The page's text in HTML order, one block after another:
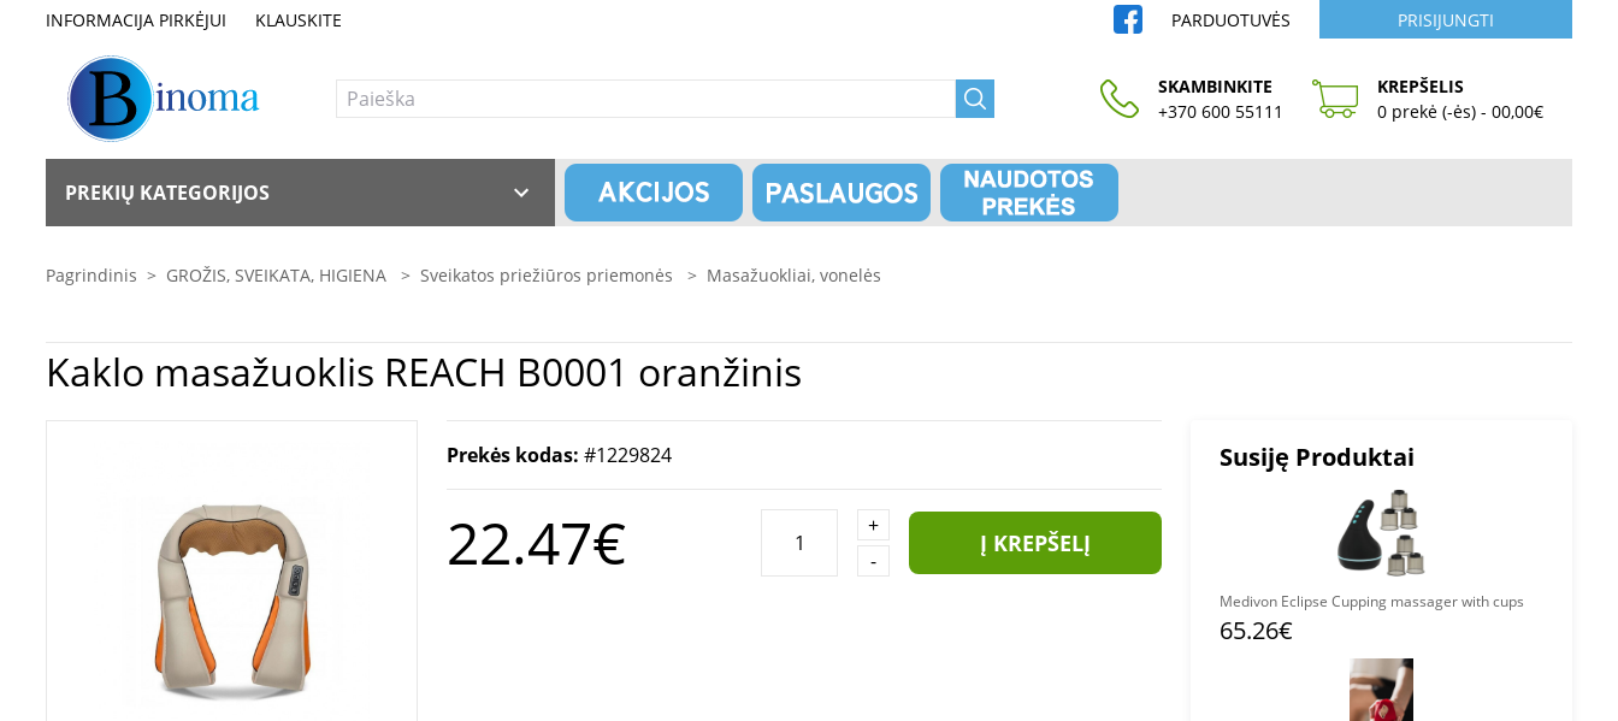
INFORMACIJA PIRKĖJUI KLAUSKITE PARDUOTUVĖS PRISIJUNGTI
SKAMBINKITE
+370 600 55111
KREPŠELIS
0 prekė (-ės) - 00,00€
PREKIŲ KATEGORIJOS
Pagrindinis > GROŽIS, SVEIKATA, HIGIENA > Sveikatos priežiūros priemonės > Masažuokliai, vonelės
Kaklo masažuoklis REACH B0001 oranžinis
Prekės kodas: #1229824
22.47€
+
-
Į KREPŠELĮ
Susiję Produktai
Medivon Eclipse Cupping massager with cups
65.26€